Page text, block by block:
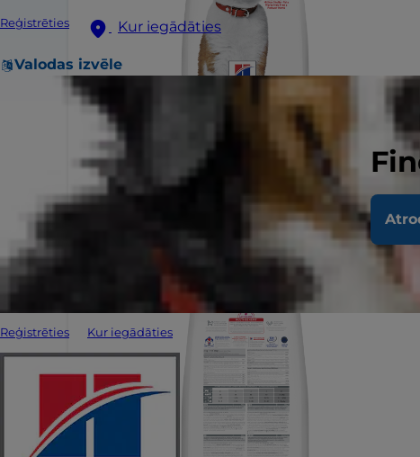
Reģistrēties Kur iegādāties
Valodas izvēle
Reģistrēties Kur iegādāties